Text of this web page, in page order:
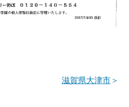
＞
滋賀県大津市